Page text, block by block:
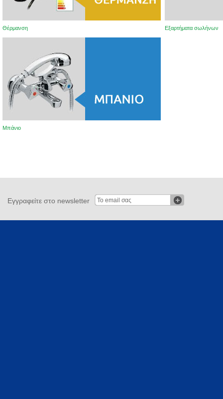
Θέρμανση Εξαρτήματα σωλήνων
Μπάνιο
Εγγραφείτε στο newsletter